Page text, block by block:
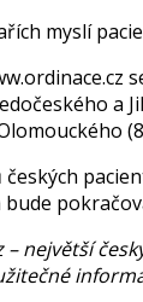
myslí
a
– největší